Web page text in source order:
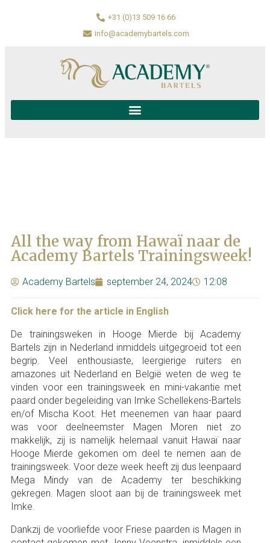
+31 (0)13 509 16 66
info@academybartels.com
All the way from Hawaï naar de
Academy Bartels Trainingsweek!
Academy Bartels september 24, 2024 12:08
Click here for the article in English
De trainingsweken in Hooge Mierde bij Academy
Bartels zijn in Nederland inmiddels uitgegroeid tot een
begrip. Veel enthousiaste, leergierige ruiters en
amazones uit Nederland en België weten de weg te
vinden voor een trainingsweek en mini-vakantie met
paard onder begeleiding van Imke Schellekens-Bartels
en/of Mischa Koot. Het meenemen van haar paard
was voor deelneemster Magen Moren niet zo
makkelijk, zij is namelijk helemaal vanuit Hawaï naar
Hooge Mierde gekomen om deel te nemen aan de
trainingsweek. Voor deze week heeft zij dus leenpaard
Mega Mindy van de Academy ter beschikking
gekregen. Magen sloot aan bij de trainingsweek met
Imke.
Dankzij de voorliefde voor Friese paarden is Magen in